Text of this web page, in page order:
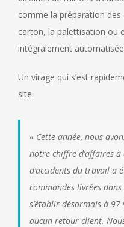
comme la préparation
carton, la palettisation ou
intégralement
Un virage qui s’est
site.
« Cette année, nous
notre chiffre d’affaires
d’accidents du travail a
commandes livrées
s’établir désormais à 97
aucun retour client.